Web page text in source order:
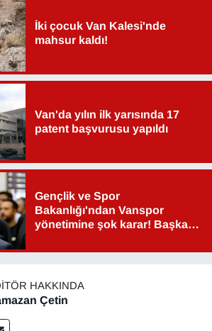
İki çocuk Van Kalesi'nde
mahsur kaldı!
Van'da yılın ilk yarısında 17
patent başvurusu yapıldı
Gençlik ve Spor
Bakanlığı'ndan Vanspor
yönetimine şok karar! Başkan
HAKKINDA
Çetin